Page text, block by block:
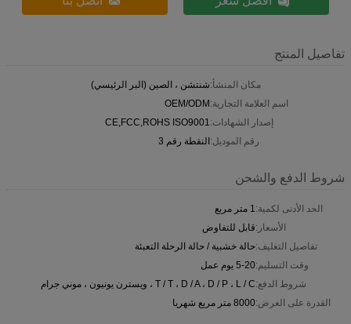
تفاصيل المنتج
مكان المنشأ:شنتشن ، الصين (البر الرئيسي)
اسم العلامة التجارية:OEM/ODM
إصدار الشهادات:CE,FCC,ROHS ISO9001
رقم الموديل:النقطة رقم 3
شروط الدفع والشحن
الحد الأدنى لكمية:1 متر مربع
الأسعار:قابل للتفاوض
تفاصيل التغليف:حالة خشبية / حالة الرحلة التعبئة
وقت التسليم:5-20 يوم عمل
شروط الدفع:T / T ، D / A ، D / P ، L / C ، ويسترن يونيون ، موني جرام
القدرة على العرض:8000 متر مربع شهريا